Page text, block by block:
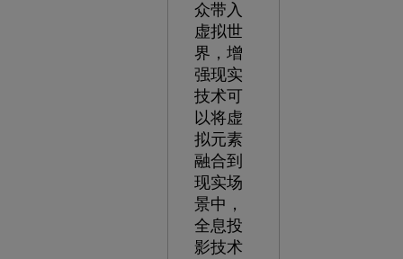
众带入
虚拟世
界，增
强现实
技术可
以将虚
拟元素
融合到
现实场
景中，
全息投
影技术